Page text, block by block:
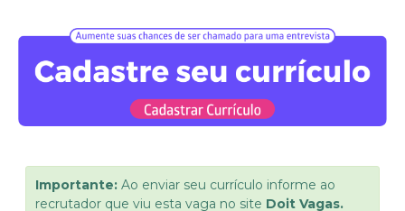
Importante: Ao enviar seu currículo informe ao
recrutador que viu esta vaga no site Doit Vagas.